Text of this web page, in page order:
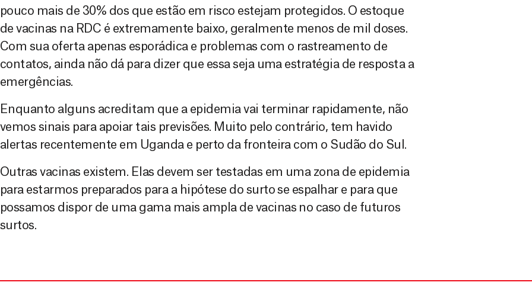
pouco mais de 30% dos que estão em risco estejam protegidos. O estoque
de vacinas na RDC é extremamente baixo, geralmente menos de mil doses.
Com sua oferta apenas esporádica e problemas com o rastreamento de
contatos, ainda não dá para dizer que essa seja uma estratégia de resposta a
emergências.
Enquanto alguns acreditam que a epidemia vai terminar rapidamente, não
vemos sinais para apoiar tais previsões. Muito pelo contrário, tem havido
alertas recentemente em Uganda e perto da fronteira com o Sudão do Sul.
Outras vacinas existem. Elas devem ser testadas em uma zona de epidemia
para estarmos preparados para a hipótese do surto se espalhar e para que
possamos dispor de uma gama mais ampla de vacinas no caso de futuros
surtos.